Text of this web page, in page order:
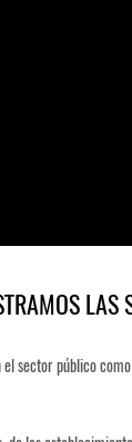
LAS
sector público